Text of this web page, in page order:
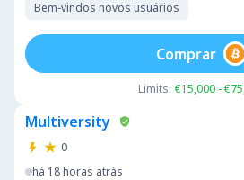
Bem-vindos novos usuários
Limits: €15,000 -
Comprar
Multiversity
0
há 18 horas atrás